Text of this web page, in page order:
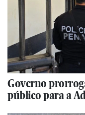
Governo
público para a